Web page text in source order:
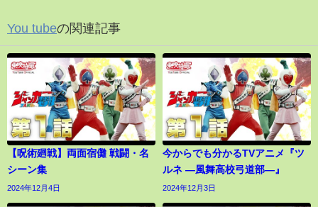
You tubeの関連記事
【呪術廻戦】両面宿儺 戦闘・名
シーン集
2024年12月4日
今からでも分かるTVアニメ『ツ
ルネ ―風舞高校弓道部―』
2024年12月3日